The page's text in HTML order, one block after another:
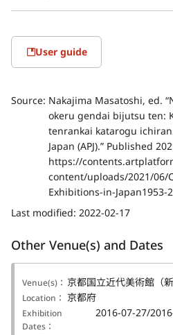
User guide
Source: Nakajima Masatoshi, ed.
okeru gendai bijutsu ten:
tenrankai katarogu
Japan (APJ).” Published
https://
content/uploads/2021/06/
Exhibitions-in-Japan1953-
Last modified: 2022-02-17
Other Venue(s) and Dates
Venue(s)： 京都国立近代美術館（新
Location： 京都府
Exhibition
Dates：
2016-07-27/